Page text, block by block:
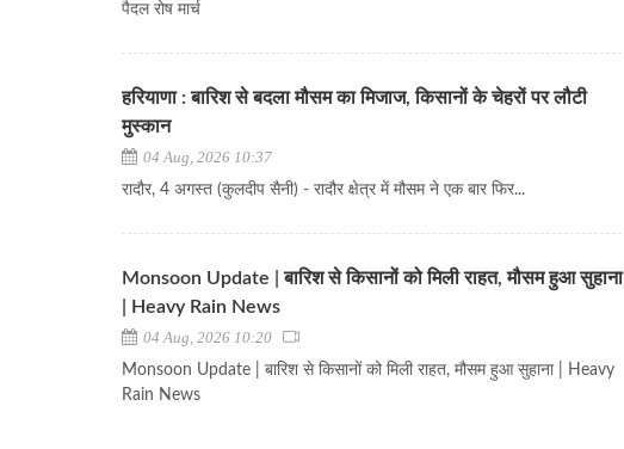
पैदल रोष मार्च
हरियाणा : बारिश से बदला मौसम का मिजाज, किसानों के चेहरों पर लौटी
मुस्कान
04 Aug, 2026 10:37
रादौर, 4 अगस्त (कुलदीप सैनी) - रादौर क्षेत्र में मौसम ने एक बार फिर...
Monsoon Update | बारिश से किसानों को मिली राहत, मौसम हुआ सुहाना
| Heavy Rain News
04 Aug, 2026 10:20
Monsoon Update | बारिश से किसानों को मिली राहत, मौसम हुआ सुहाना | Heavy
Rain News